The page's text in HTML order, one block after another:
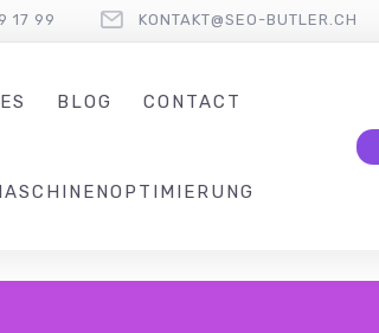
17 99 KONTAKT@SEO-BUTLER.CH
BLOG CONTACT